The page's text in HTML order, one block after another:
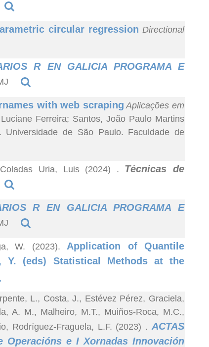
circular regression Directional
R EN GALICIA PROGRAMA E
with web scrapingAplicações em
Ferreira; Santos, João Paulo Martins
de São Paulo. Faculdade de
Uria, Luis (2024) . Técnicas de
R EN GALICIA PROGRAMA E
W. (2023). Application of Quantile
Y. (eds) Statistical Methods at the
L., Costa, J., Estévez Pérez, Graciela,
A. M., Malheiro, M.T., Muiños-Roca, M.C.,
Rodríguez-Fraguela, L.F. (2023) .ACTAS
Operacións e I Xornadas Innovación